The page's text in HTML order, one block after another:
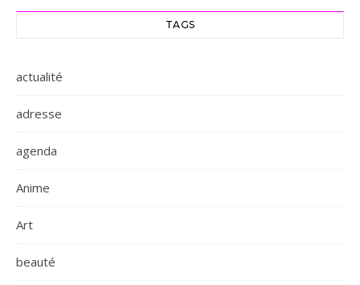
TAGS
actualité
adresse
agenda
Anime
Art
beauté